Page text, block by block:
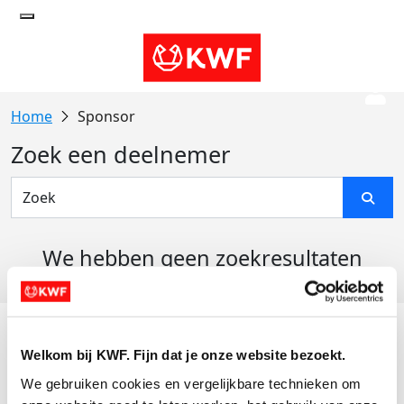
Welkom bij KWF. Fijn dat je onze website bezoekt.
We gebruiken cookies en vergelijkbare technieken om
Sponsor
Zoek een deelnemer
We hebben geen zoekresultaten
Actiematerialen
Evenementen